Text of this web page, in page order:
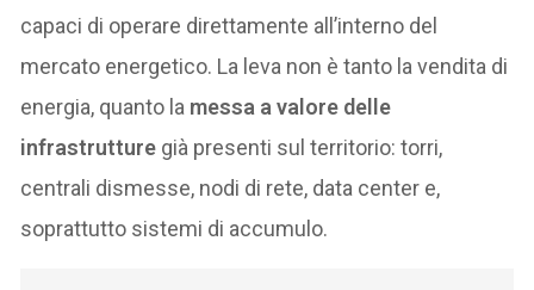
capaci di operare direttamente all’interno del
mercato energetico. La leva non è tanto la vendita di
energia, quanto la messa a valore delle
infrastrutture già presenti sul territorio: torri,
centrali dismesse, nodi di rete, data center e,
soprattutto sistemi di accumulo.